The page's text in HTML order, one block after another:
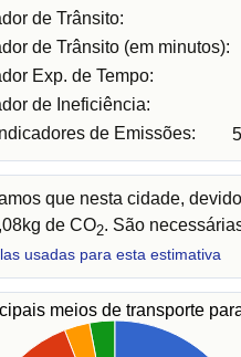
de Trânsito:
de Trânsito (em minutos):
Exp. de Tempo:
de Ineficiência:
de Emissões:
que nesta cidade,
de CO2. São
usadas para esta estimativa
meios de transporte